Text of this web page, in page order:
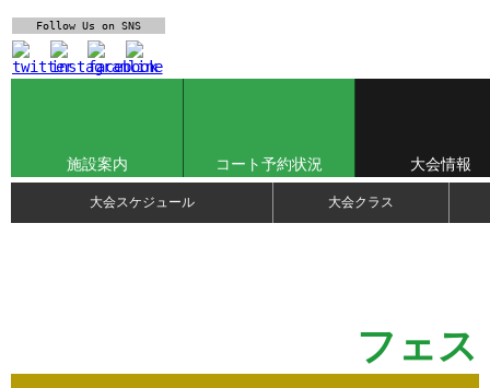
Follow Us on SNS
施設案内 コート予約状況 大会情報
大会スケジュール 大会クラス
フェ